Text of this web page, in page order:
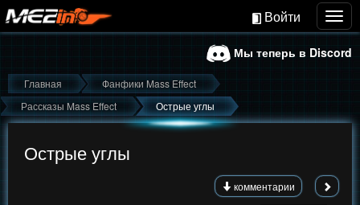
Войти
Мы теперь в Discord
Главная
Фанфики Mass Effect
Рассказы Mass Effect
Острые углы
Острые углы
комментарии